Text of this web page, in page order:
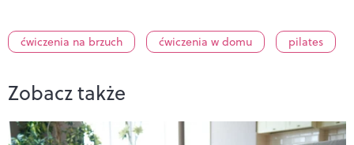
ćwiczenia na brzuch ćwiczenia w domu pilates
Zobacz także